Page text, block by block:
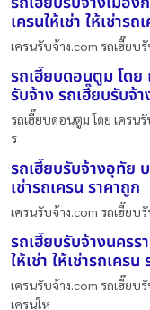
เครนให้เช่า ให้เช่าร
เครนรับจ้าง.com รถเฮี๊ยบ
รถเฮี๊ยบดอนตูม โดย
รับจ้าง รถเฮี๊ยบรับจ้
รถเฮี๊ยบดอนตูม โดย เครน
ร
รถเฮี๊ยบรับจ้างอุทัย บ
เช่ารถเครน ราคาถูก
เครนรับจ้าง.com รถเฮี๊ยบ
รถเฮี๊ยบรับจ้างนครร
ให้เช่า ให้เช่ารถเครน
เครนรับจ้าง.com รถเฮี๊ยบ
เครนให